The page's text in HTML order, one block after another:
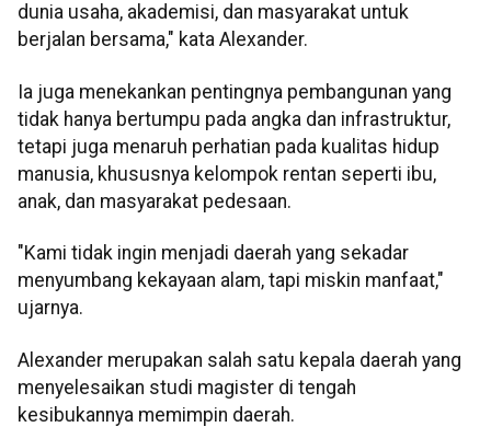
dunia usaha, akademisi, dan masyarakat untuk
berjalan bersama," kata Alexander.
Ia juga menekankan pentingnya pembangunan yang
tidak hanya bertumpu pada angka dan infrastruktur,
tetapi juga menaruh perhatian pada kualitas hidup
manusia, khususnya kelompok rentan seperti ibu,
anak, dan masyarakat pedesaan.
"Kami tidak ingin menjadi daerah yang sekadar
menyumbang kekayaan alam, tapi miskin manfaat,"
ujarnya.
Alexander merupakan salah satu kepala daerah yang
menyelesaikan studi magister di tengah
kesibukannya memimpin daerah.